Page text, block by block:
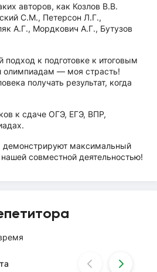
авторов, как Козлов В.В.
С.М., Петерсон Л.Г.,
А.Г., Мордкович А.Г., Бутузов
подход к подготовке к итоговым
— моя страсть!
получать результат, когда
к сдаче ОГЭ, ЕГЭ, ВПР,
демонстрируют максимальный
нашей совместной деятельностью!